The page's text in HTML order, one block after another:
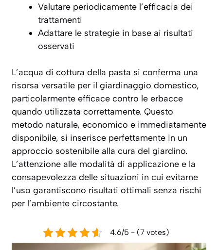
Valutare periodicamente l’efficacia dei
trattamenti
Adattare le strategie in base ai risultati
osservati
L’acqua di cottura della pasta si conferma una
risorsa versatile per il giardinaggio domestico,
particolarmente efficace contro le erbacce
quando utilizzata correttamente. Questo
metodo naturale, economico e immediatamente
disponibile, si inserisce perfettamente in un
approccio sostenibile alla cura del giardino.
L’attenzione alle modalità di applicazione e la
consapevolezza delle situazioni in cui evitarne
l’uso garantiscono risultati ottimali senza rischi
per l’ambiente circostante.
4.6/5 - (7 votes)